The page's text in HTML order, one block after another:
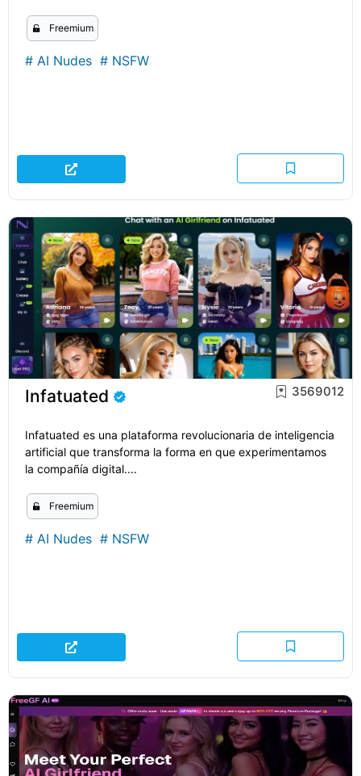
Freemium
# AI Nudes # NSFW
Infatuated 3569012
Infatuated es una plataforma revolucionaria de inteligencia
artificial que transforma la forma en que experimentamos
la compañía digital....
Freemium
# AI Nudes # NSFW